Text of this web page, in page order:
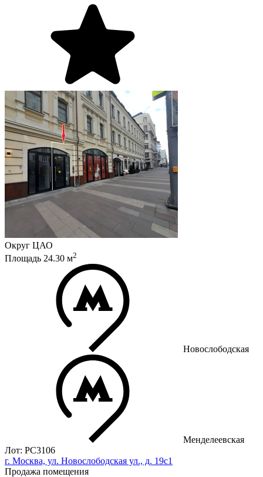
Округ ЦАО
Площадь 24.30 м2
Новослободская
Менделеевская
Лот: РС3106
г. Москва, ул. Новослободская ул., д. 19с1
Продажа помещения